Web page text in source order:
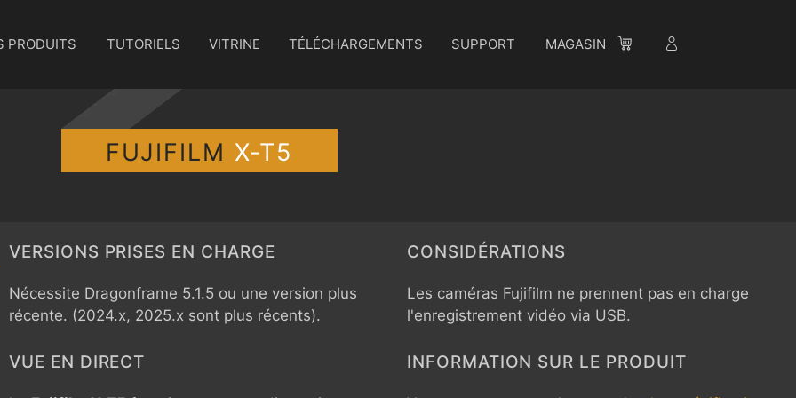
PRODUITS TUTORIELS VITRINE TÉLÉCHARGEMENTS SUPPORT MAGASIN
FUJIFILM X-T5
VERSIONS PRISES EN CHARGE
Nécessite Dragonframe 5.1.5 ou une version plus
récente. (2024.x, 2025.x sont plus récents).
VUE EN DIRECT
CONSIDÉRATIONS
Les caméras Fujifilm ne prennent pas en charge
l'enregistrement vidéo via USB.
INFORMATION SUR LE PRODUIT